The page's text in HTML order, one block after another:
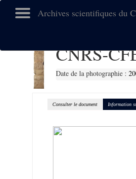
Archives scientifiques du
CNRS-
Date de la photographie :
Consulter le document Information